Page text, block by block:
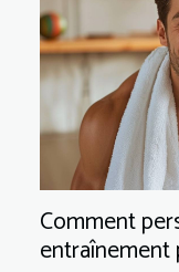
Comment
entraînement